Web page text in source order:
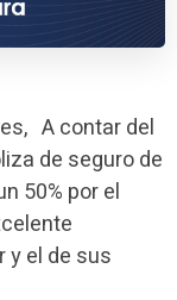
A contar del
de seguro de
50% por el
y el de sus